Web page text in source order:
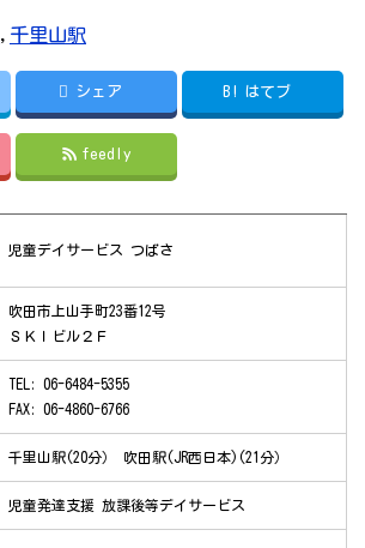
, 千里山駅
シェア B! はてブ
feedly
児童デイサービス つばさ
吹田市上山手町23番12号
ＳＫＩビル２Ｆ
TEL: 06-6484-5355
FAX: 06-4860-6766
千里山駅(20分） 吹田駅(JR西日本)(21分）
児童発達支援 放課後等デイサービス